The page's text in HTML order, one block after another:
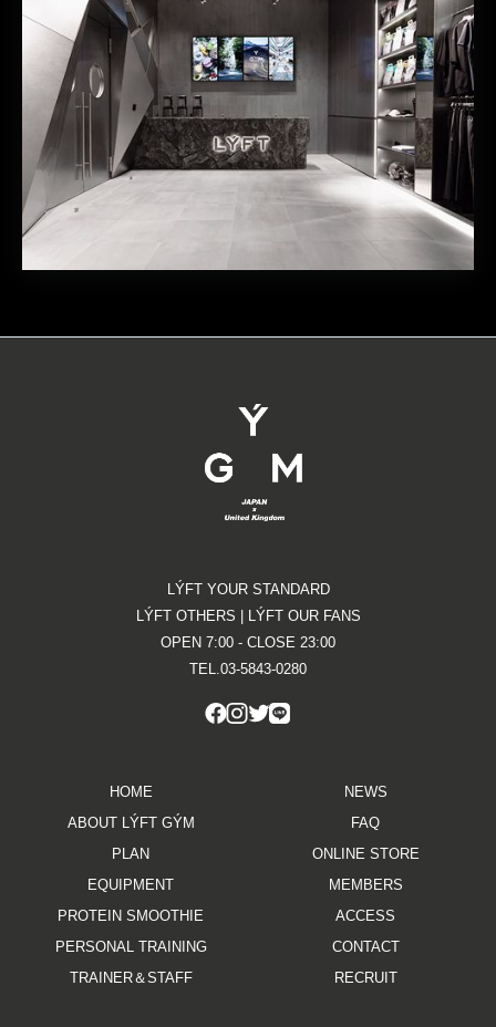
LÝFT YOUR STANDARD
LÝFT OTHERS | LÝFT OUR FANS
OPEN 7:00 - CLOSE 23:00
TEL.03-5843-0280
HOME
ABOUT LÝFT GÝM
PLAN
EQUIPMENT
PROTEIN SMOOTHIE
PERSONAL TRAINING
TRAINER＆STAFF
NEWS
FAQ
ONLINE STORE
MEMBERS
ACCESS
CONTACT
RECRUIT